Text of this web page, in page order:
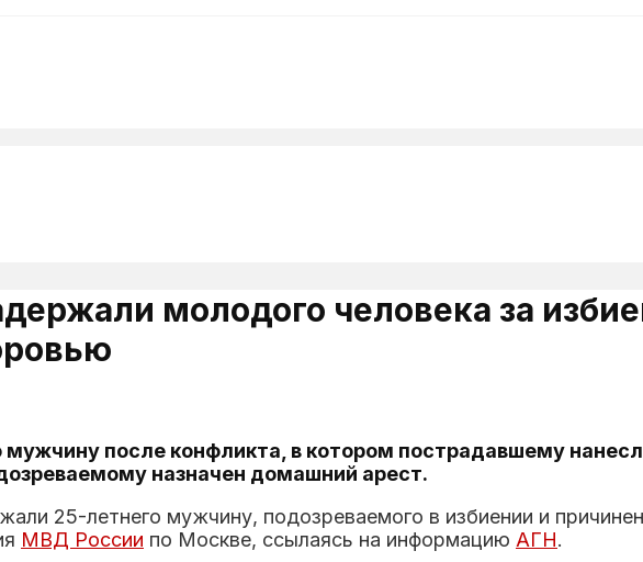
молодого человека за
после конфликта, в котором пострадавшему
назначен домашний арест.
25-летнего мужчину, подозреваемого в избиении и
МВД России по Москве, ссылаясь на информацию АГН.